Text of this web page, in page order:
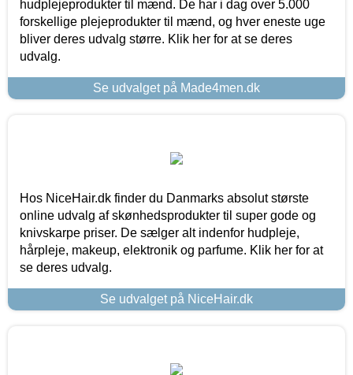
hudplejeprodukter til mænd. De har i dag over 5.000
forskellige plejeprodukter til mænd, og hver eneste uge
bliver deres udvalg større. Klik her for at se deres
udvalg.
Se udvalget på Made4men.dk
Hos NiceHair.dk finder du Danmarks absolut største
online udvalg af skønhedsprodukter til super gode og
knivskarpe priser. De sælger alt indenfor hudpleje,
hårpleje, makeup, elektronik og parfume. Klik her for at
se deres udvalg.
Se udvalget på NiceHair.dk